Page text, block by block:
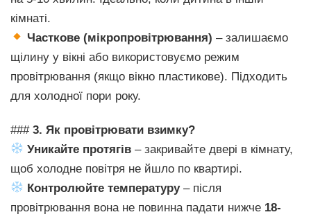
кімнаті.
Часткове (мікропровітрювання) – залишаємо
щілину у вікні або використовуємо режим
провітрювання (якщо вікно пластикове). Підходить
для холодної пори року.
### 3. Як провітрювати взимку?
Уникайте протягів – закривайте двері в кімнату,
щоб холодне повітря не йшло по квартирі.
Контролюйте температуру– після
провітрювання вона не повинна падати нижче 18-